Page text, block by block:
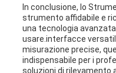
In conclusione, lo
strumento affidabile e
una tecnologia
usare.interfacce
misurazione precise,
indispensabile per i
soluzioni di rilevamento